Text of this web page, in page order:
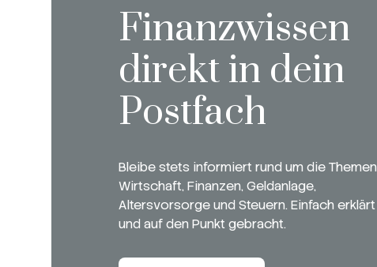
Finanzwissen
direkt in dein
Postfach
Bleibe stets informiert rund um die Themen
Wirtschaft, Finanzen, Geldanlage,
Altersvorsorge und Steuern. Einfach erklärt
und auf den Punkt gebracht.